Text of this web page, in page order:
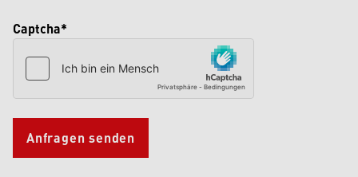
Captcha*
Anfragen senden